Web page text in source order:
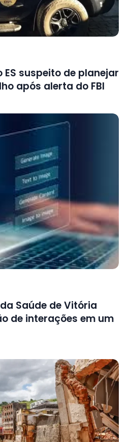
ES suspeito de planejar
após alerta do FBI
Saúde de Vitória
de interações em um